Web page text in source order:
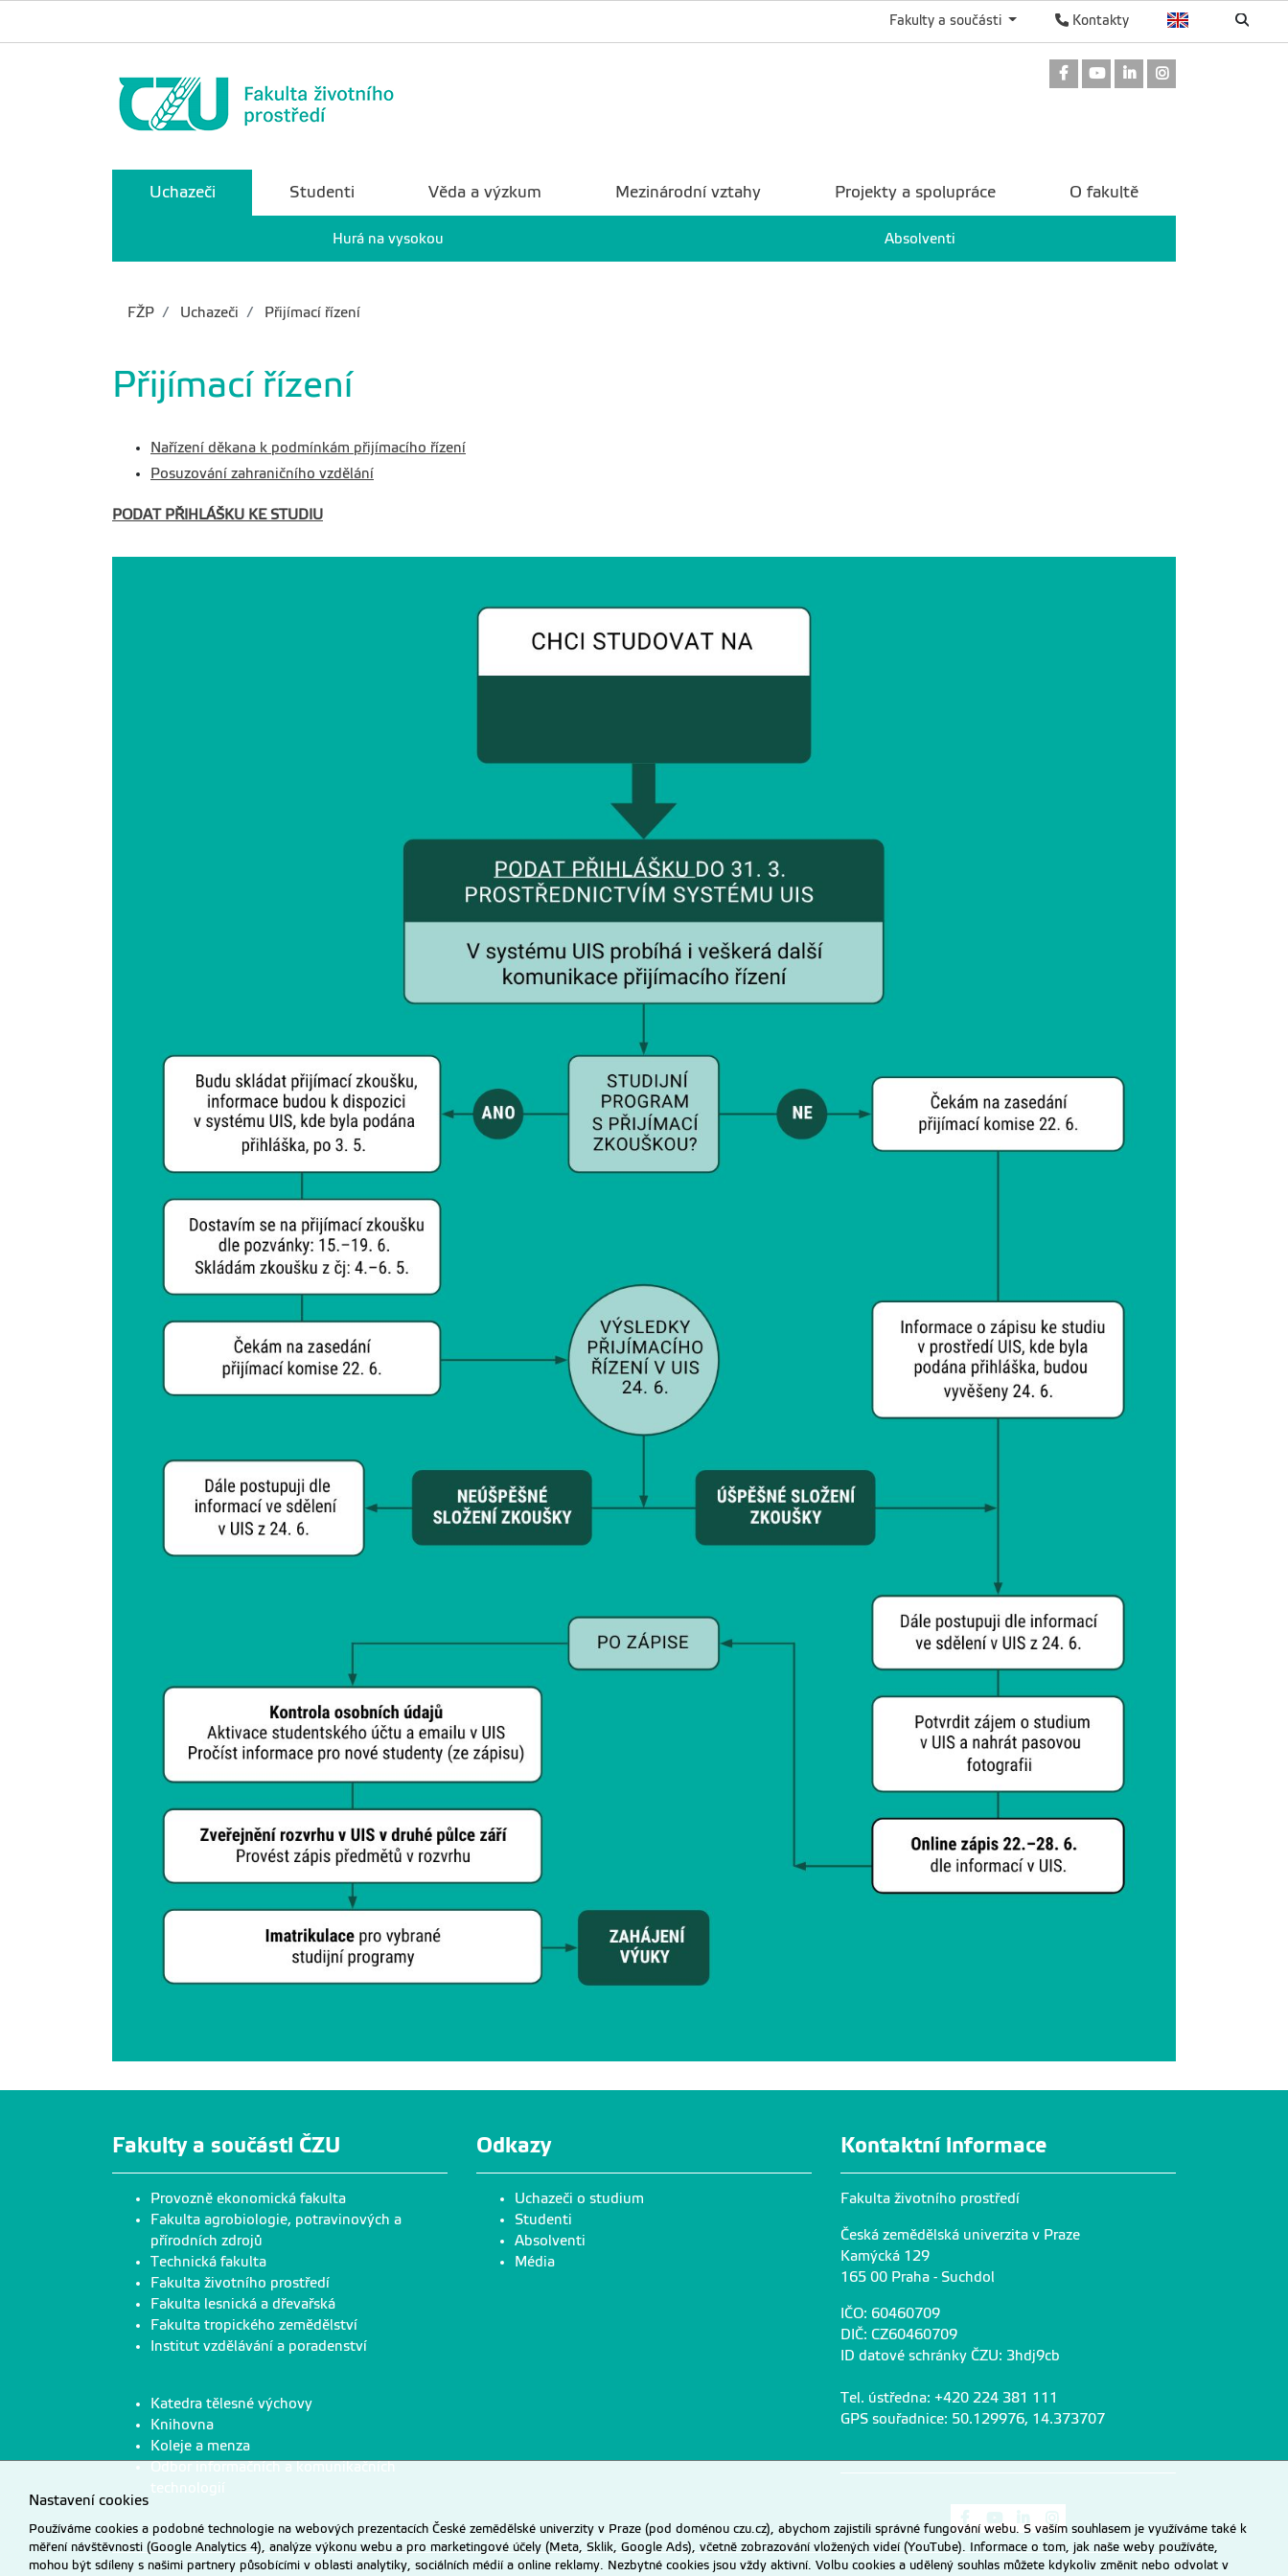
Kontakty
Fakulty a součásti
Odkaz na Facebook
Odkaz na Youtube
Odkaz na LinkedIn
Uchazeči
Hurá na vysokou Absolventi
Studenti Věda a výzkum Mezinárodní vztahy Projekty a spolupráce O fakultě
FŽP Uchazeči Přijímací řízení
Přijímací řízení
Nařízení děkana k podmínkám přijímacího řízení
Posuzování zahraničního vzdělání
PODAT PŘIHLÁŠKU KE STUDIU
Fakulty a součásti ČZU
Provozně ekonomická fakulta
Fakulta agrobiologie, potravinových a
přírodních zdrojů
Technická fakulta
Fakulta životního prostředí
Fakulta lesnická a dřevařská
Fakulta tropického zemědělství
Institut vzdělávání a poradenství
Katedra tělesné výchovy
Knihovna
Koleje a menza
Odbor informačních a komunikačních
technologií
Odkazy
Uchazeči o studium
Studenti
Absolventi
Média
Kontaktní informace
Fakulta životního prostředí
Česká zemědělská univerzita v Praze
Kamýcká 129
165 00 Praha - Suchdol
IČO: 60460709
DIČ: CZ60460709
ID datové schránky ČZU: 3hdj9cb
Tel. ústředna: +420 224 381 111
GPS souřadnice: 50.129976, 14.373707
Odkaz na Facebook
Odkaz na Youtube
Odkaz na LinkedIn
Nastavení cookies
Používáme cookies a podobné technologie na webových prezentacích České zemědělské univerzity v Praze (pod doménou czu.cz), abychom zajistili správné fungování webu. S vaším souhlasem je využíváme také k
měření návštěvnosti (Google Analytics 4), analýze výkonu webu a pro marketingové účely (Meta, Sklik, Google Ads), včetně zobrazování vložených videí (YouTube). Informace o tom, jak naše weby používáte,
mohou být sdíleny s našimi partnery působícími v oblasti analytiky, sociálních médií a online reklamy. Nezbytné cookies jsou vždy aktivní. Volbu cookies a udělený souhlas můžete kdykoliv změnit nebo odvolat v